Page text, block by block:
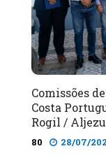
Comissões
Costa
Rogil /
80 28/07/